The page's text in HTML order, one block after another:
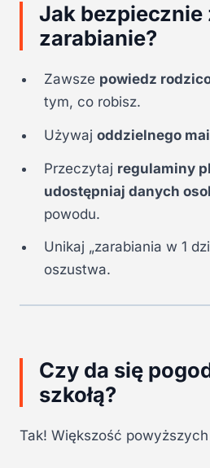
Jak bezpiecznie
zarabianie?
Zawsze powiedz
tym, co robisz.
Używaj oddzielnego
Przeczytaj regulaminy
udostępniaj danych
powodu.
Unikaj „zarabiania w 1
oszustwa.
Czy da się
szkołą?
Tak! Większość